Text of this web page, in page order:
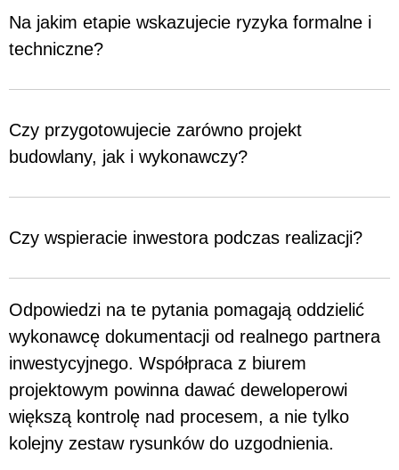
Na jakim etapie wskazujecie ryzyka formalne i
techniczne?
Czy przygotowujecie zarówno projekt
budowlany, jak i wykonawczy?
Czy wspieracie inwestora podczas realizacji?
Odpowiedzi na te pytania pomagają oddzielić
wykonawcę dokumentacji od realnego partnera
inwestycyjnego. Współpraca z biurem
projektowym powinna dawać deweloperowi
większą kontrolę nad procesem, a nie tylko
kolejny zestaw rysunków do uzgodnienia.